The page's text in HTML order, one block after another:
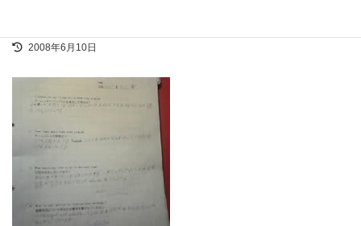
最
日
2008年6月10日